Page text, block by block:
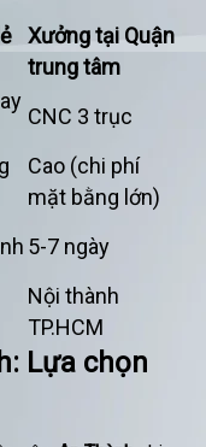
Xưởng tại Quận
trung tâm
CNC 3 trục
Cao (chi phí
mặt bằng lớn)
5-7 ngày
Nội thành
TP.HCM
Lựa chọn